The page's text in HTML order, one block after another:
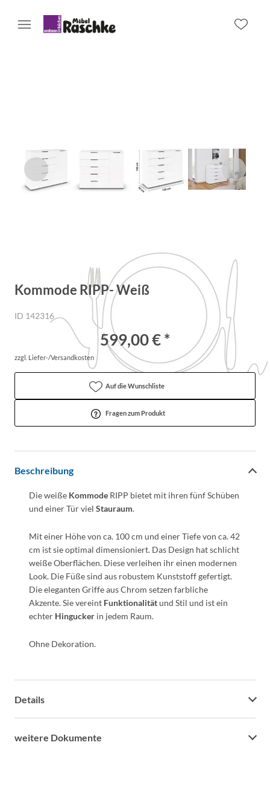
Kommode RIPP- Weiß
ID 142316
599,00 € *
zzgl. Liefer-/Versandkosten
Auf die Wunschliste
Fragen zum Produkt
Beschreibung
Die weiße Kommode RIPP bietet mit ihren fünf Schüben
und einer Tür viel Stauraum.
Mit einer Höhe von ca. 100 cm und einer Tiefe von ca. 42
cm ist sie optimal dimensioniert. Das Design hat schlicht
weiße Oberflächen. Diese verleihen ihr einen modernen
Look. Die Füße sind aus robustem Kunststoff gefertigt.
Die eleganten Griffe aus Chrom setzen farbliche
Akzente. Sie vereint Funktionalitätund Stil und ist ein
echter Hingucker in jedem Raum.
Ohne Dekoration.
Details
weitere Dokumente